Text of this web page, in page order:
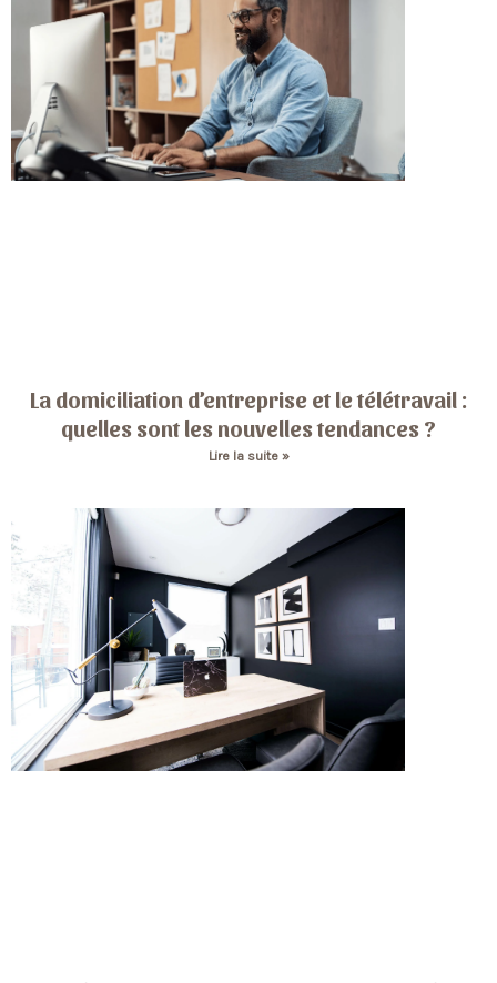
La domiciliation d’entreprise et le télétravail :
quelles sont les nouvelles tendances ?
Lire la suite »